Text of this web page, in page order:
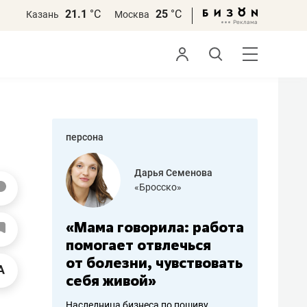
Казань 21.1 °С Москва 25 °С
персона
Дарья Семенова
«Бросско»
«Мама говорила: работа
помогает отвлечься
от болезни, чувствовать
себя живой»